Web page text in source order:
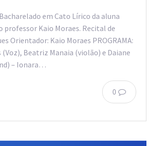
em Cato Lírico da aluna
Kaio Moraes. Recital de
Orientador: Kaio Moraes PROGRAMA:
Beatriz Manaia (violão) e Daiane
– Ionara…
0